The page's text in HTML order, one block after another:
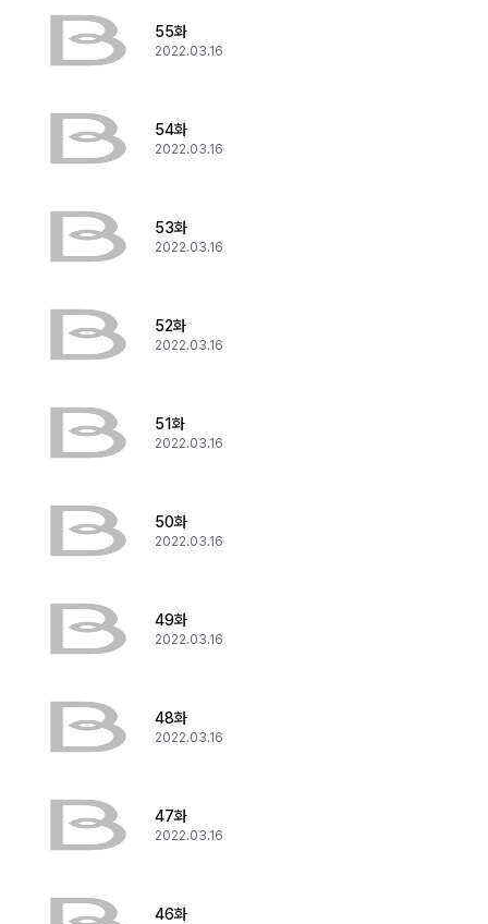
55화
2022.03.16
54화
2022.03.16
53화
2022.03.16
52화
2022.03.16
51화
2022.03.16
50화
2022.03.16
49화
2022.03.16
48화
2022.03.16
47화
2022.03.16
46화